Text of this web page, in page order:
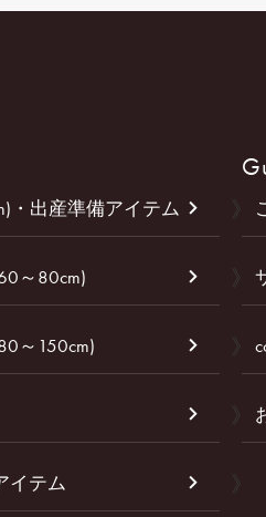
・出産準備アイテム
～80cm)
～150cm)
イテム